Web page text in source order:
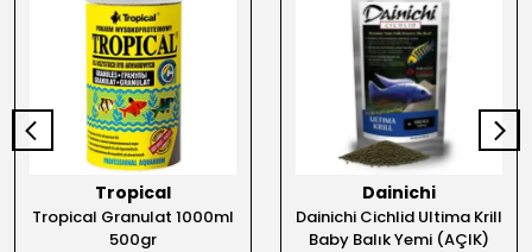
Tropical
Tropical Granulat 1000ml
500gr
Dainichi
Dainichi Cichlid Ultima Krill
Baby Balık Yemi (AÇIK)